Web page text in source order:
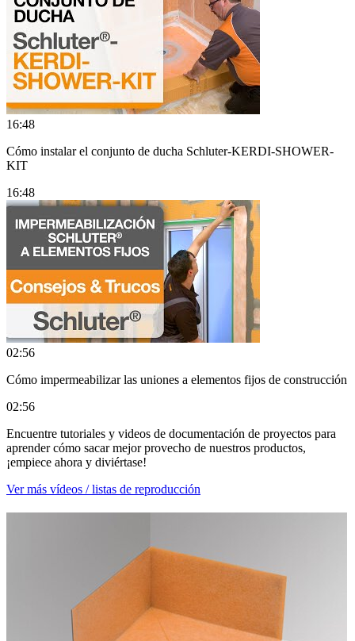
16:48
Cómo instalar el conjunto de ducha Schluter-KERDI-SHOWER-
KIT
16:48
02:56
Cómo impermeabilizar las uniones a elementos fijos de construcción
02:56
Encuentre tutoriales y videos de documentación de proyectos para
aprender cómo sacar mejor provecho de nuestros productos,
¡empiece ahora y diviértase!
Ver más vídeos / listas de reproducción